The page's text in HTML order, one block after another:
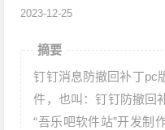
2023-12-25
摘要
钉钉消息防撤回补丁pc
件，也叫：钉钉防撤回
“吾乐吧软件站”开发制